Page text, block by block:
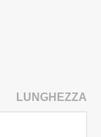
LUNGHEZZA